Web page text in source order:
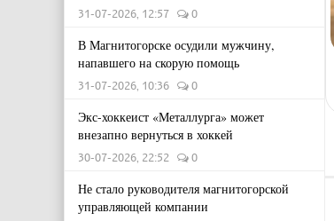
31-07-2026, 12:57 0
В Магнитогорске осудили мужчину,
напавшего на скорую помощь
31-07-2026, 10:36 0
Экс-хоккеист «Металлурга» может
внезапно вернуться в хоккей
30-07-2026, 22:52 0
Не стало руководителя магнитогорской
управляющей компании